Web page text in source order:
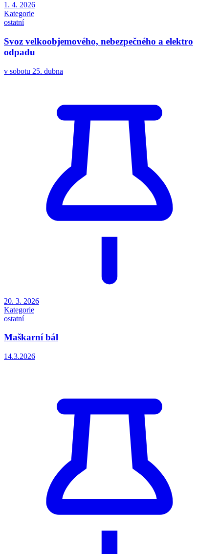
1. 4. 2026
Kategorie
ostatní
Svoz velkoobjemového, nebezpečného a elektro
odpadu
v sobotu 25. dubna
20. 3. 2026
Kategorie
ostatní
Maškarní bál
14.3.2026